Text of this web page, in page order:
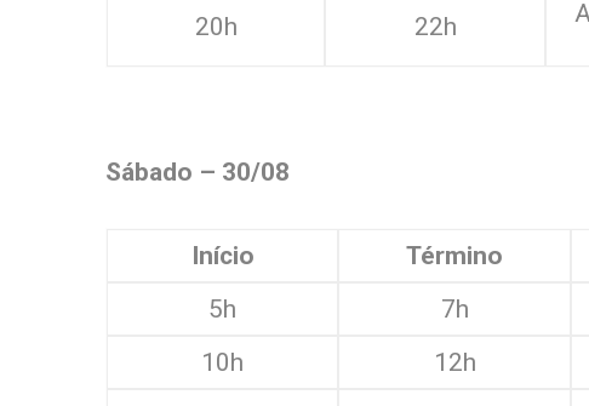
20h 22h
Sábado – 30/08
Início Término
5h
7h
10h
12h